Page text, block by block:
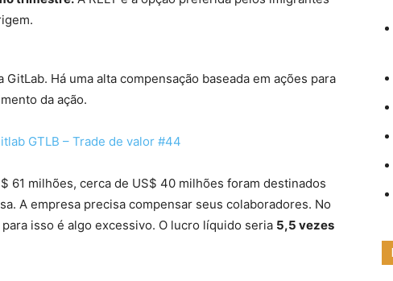
Há uma alta compensação baseada em ações para
da ação.
GTLB – Trade de valor #44
61 milhões, cerca de US$ 40 milhões foram destinados
A empresa precisa compensar seus colaboradores. No
para isso é algo excessivo. O lucro líquido seria 5,5 vezes